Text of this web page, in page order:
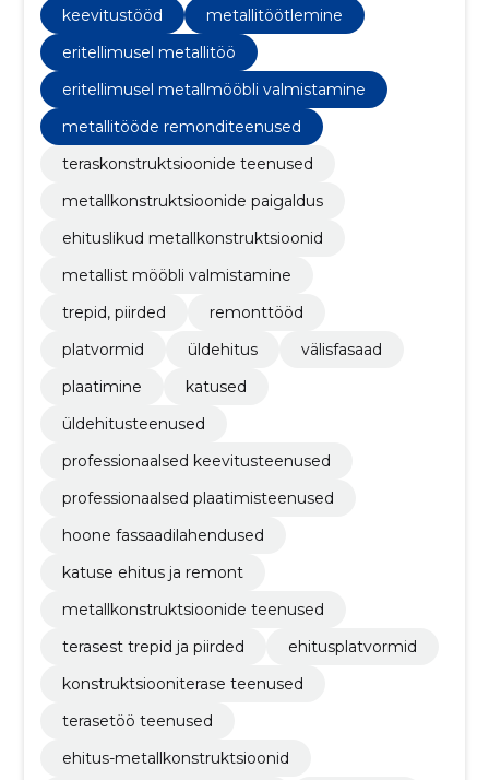
remonttöid, keevitustöid.
keevitustööd
metallitöötlemine
eritellimusel metallitöö
eritellimusel metallmööbli valmistamine
metallitööde remonditeenused
teraskonstruktsioonide teenused
metallkonstruktsioonide paigaldus
ehituslikud metallkonstruktsioonid
metallist mööbli valmistamine
trepid, piirded
remonttööd
platvormid
üldehitus
välisfasaad
plaatimine
katused
üldehitusteenused
professionaalsed keevitusteenused
professionaalsed plaatimisteenused
hoone fassaadilahendused
katuse ehitus ja remont
metallkonstruktsioonide teenused
terasest trepid ja piirded
ehitusplatvormid
konstruktsiooniterase teenused
terasetöö teenused
ehitus-metallkonstruktsioonid